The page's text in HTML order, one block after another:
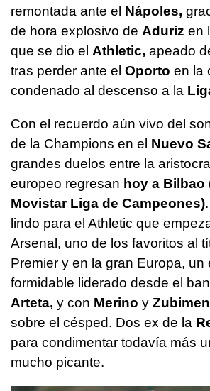
remontada ante el Nápoles,
de hora explosivo de Aduriz en
que se dio el Athletic, apeado
tras perder ante el Oporto en la
condenado al descenso a la
Con el recuerdo aún vivo del
de la Champions en el Nuevo
grandes duelos entre la
europeo regresan hoy a Bilbao
Movistar Liga de Campeones)
lindo para el Athletic que
Arsenal, uno de los favoritos al
Premier y en la gran Europa, un
formidable liderado desde el
Arteta, y con Merino y
sobre el césped. Dos ex de la
para condimentar todavía más
mucho picante.